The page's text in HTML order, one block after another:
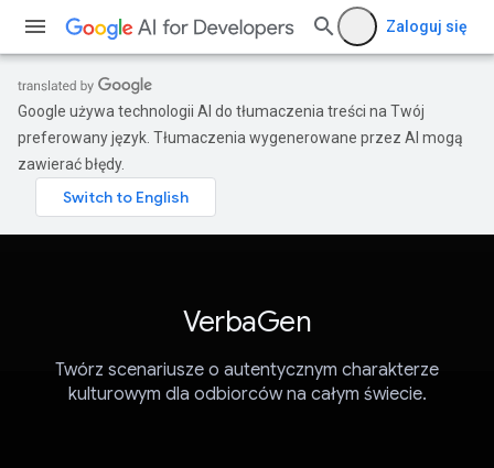
Zaloguj się
Google używa technologii AI do tłumaczenia treści na Twój
preferowany język. Tłumaczenia wygenerowane przez AI mogą
zawierać błędy.
VerbaGen
Twórz scenariusze o autentycznym charakterze
kulturowym dla odbiorców na całym świecie.